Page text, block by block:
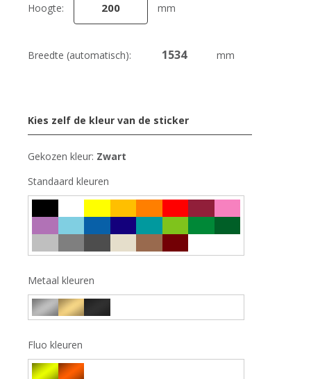
Hoogte: mm
Breedte (automatisch): mm
Kies zelf de kleur van de sticker
Gekozen kleur: Zwart
Standaard kleuren
Metaal kleuren
Fluo kleuren